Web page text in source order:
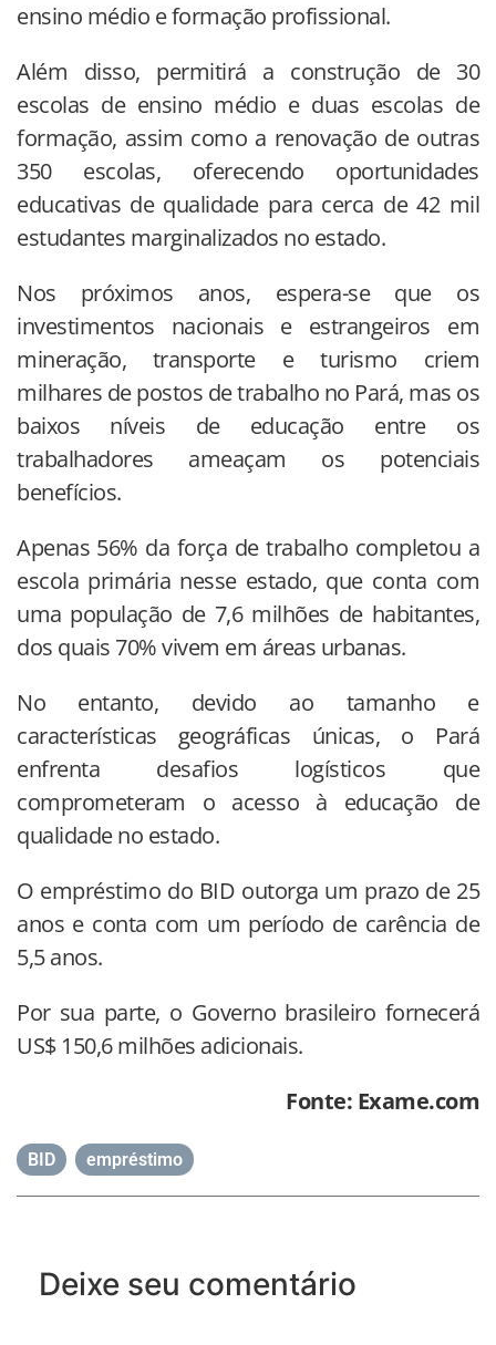
ensino médio e formação profissional.
Além disso, permitirá a construção de 30
escolas de ensino médio e duas escolas de
formação, assim como a renovação de outras
350 escolas, oferecendo oportunidades
educativas de qualidade para cerca de 42 mil
estudantes marginalizados no estado.
Nos próximos anos, espera-se que os
investimentos nacionais e estrangeiros em
mineração, transporte e turismo criem
milhares de postos de trabalho no Pará, mas os
baixos níveis de educação entre os
trabalhadores ameaçam os potenciais
benefícios.
Apenas 56% da força de trabalho completou a
escola primária nesse estado, que conta com
uma população de 7,6 milhões de habitantes,
dos quais 70% vivem em áreas urbanas.
No entanto, devido ao tamanho e
características geográficas únicas, o Pará
enfrenta desafios logísticos que
comprometeram o acesso à educação de
qualidade no estado.
O empréstimo do BID outorga um prazo de 25
anos e conta com um período de carência de
5,5 anos.
Por sua parte, o Governo brasileiro fornecerá
US$ 150,6 milhões adicionais.
Fonte: Exame.com
BID empréstimo
Deixe seu comentário